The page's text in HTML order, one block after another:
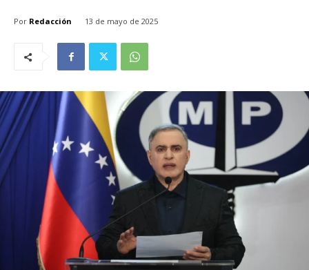
Por Redacción 13 de mayo de 2025